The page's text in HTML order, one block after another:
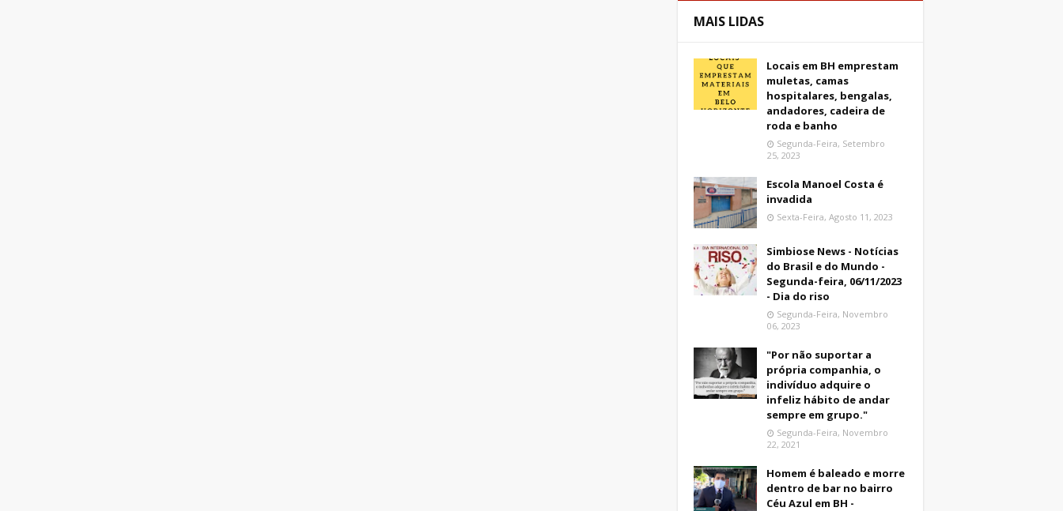
MAIS LIDAS
Locais em BH emprestam
muletas, camas
hospitalares, bengalas,
andadores, cadeira de
roda e banho
Segunda-Feira, Setembro
25, 2023
Escola Manoel Costa é
invadida
Sexta-Feira, Agosto 11, 2023
Simbiose News - Notícias
do Brasil e do Mundo -
Segunda-feira, 06/11/2023
- Dia do riso
Segunda-Feira, Novembro
06, 2023
"Por não suportar a
própria companhia, o
indivíduo adquire o
infeliz hábito de andar
sempre em grupo."
Segunda-Feira, Novembro
22, 2021
Homem é baleado e morre
dentro de bar no bairro
Céu Azul em BH -